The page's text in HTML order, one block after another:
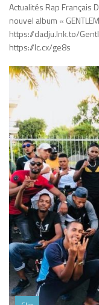
Actualités Rap Français
nouvel album «
https://dadju.lnk.to/
https://lc.cx/ge8s